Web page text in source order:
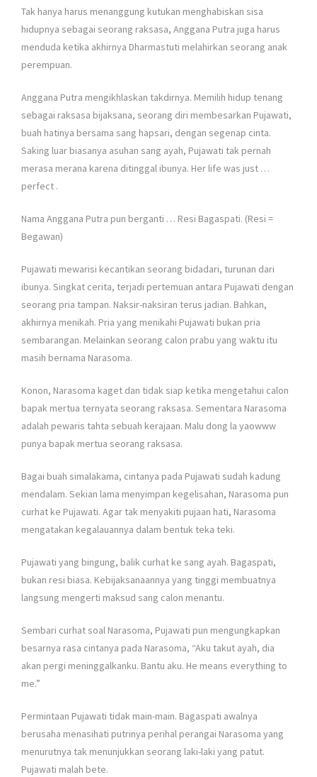
Tak hanya harus menanggung kutukan menghabiskan sisa
hidupnya sebagai seorang raksasa, Anggana Putra juga harus
menduda ketika akhirnya Dharmastuti melahirkan seorang anak
perempuan.
Anggana Putra mengikhlaskan takdirnya. Memilih hidup tenang
sebagai raksasa bijaksana, seorang diri membesarkan Pujawati,
buah hatinya bersama sang hapsari, dengan segenap cinta.
Saking luar biasanya asuhan sang ayah, Pujawati tak pernah
merasa merana karena ditinggal ibunya. Her life was just …
perfect .
Nama Anggana Putra pun berganti … Resi Bagaspati. (Resi =
Begawan)
Pujawati mewarisi kecantikan seorang bidadari, turunan dari
ibunya. Singkat cerita, terjadi pertemuan antara Pujawati dengan
seorang pria tampan. Naksir-naksiran terus jadian. Bahkan,
akhirnya menikah. Pria yang menikahi Pujawati bukan pria
sembarangan. Melainkan seorang calon prabu yang waktu itu
masih bernama Narasoma.
Konon, Narasoma kaget dan tidak siap ketika mengetahui calon
bapak mertua ternyata seorang raksasa. Sementara Narasoma
adalah pewaris tahta sebuah kerajaan. Malu dong la yaowww
punya bapak mertua seorang raksasa.
Bagai buah simalakama, cintanya pada Pujawati sudah kadung
mendalam. Sekian lama menyimpan kegelisahan, Narasoma pun
curhat ke Pujawati. Agar tak menyakiti pujaan hati, Narasoma
mengatakan kegalauannya dalam bentuk teka teki.
Pujawati yang bingung, balik curhat ke sang ayah. Bagaspati,
bukan resi biasa. Kebijaksanaannya yang tinggi membuatnya
langsung mengerti maksud sang calon menantu.
Sembari curhat soal Narasoma, Pujawati pun mengungkapkan
besarnya rasa cintanya pada Narasoma, “Aku takut ayah, dia
akan pergi meninggalkanku. Bantu aku. He means everything to
me.”
Permintaan Pujawati tidak main-main. Bagaspati awalnya
berusaha menasihati putrinya perihal perangai Narasoma yang
menurutnya tak menunjukkan seorang laki-laki yang patut.
Pujawati malah bete.